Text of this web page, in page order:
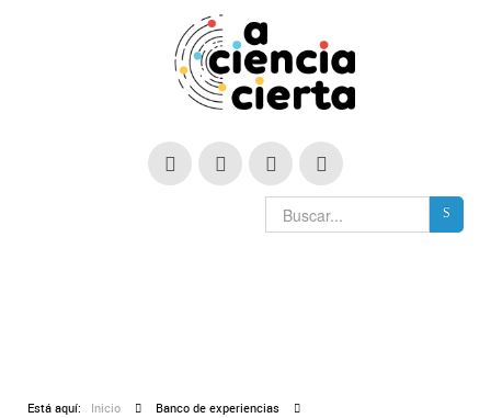
Está aquí: Inicio
Banco de experiencias